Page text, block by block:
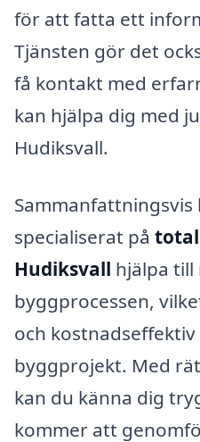
för att fatta ett
Tjänsten gör det
få kontakt med
kan hjälpa dig med
Hudiksvall.
specialiserat på
Hudiksvall hjälpa till
byggprocessen,
och
byggprojekt. Med
kan du känna dig
kommer att